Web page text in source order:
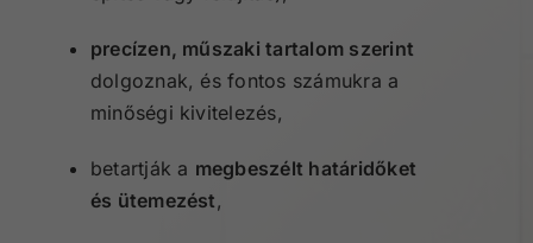
precízen, műszaki tartalom szerint
dolgoznak, és fontos számukra a
minőségi kivitelezés,
betartják a megbeszélt határidőket
és ütemezést,